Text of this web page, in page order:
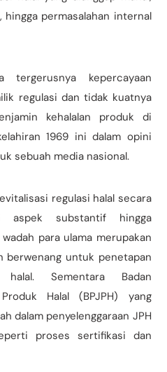
hingga permasalahan internal
kepercayaan
regulasi dan tidak kuatnya
kehalalan produk di
1969 ini dalam opini
sebuah media nasional.
regulasi halal secara
aspek substantif hingga
para ulama merupakan
berwenang untuk penetapan
Sementara Badan
Halal (BPJPH) yang
dalam penyelenggaraan JPH
proses sertifikasi dan